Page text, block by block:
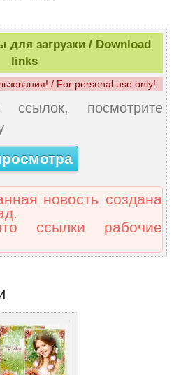
загрузки / Download
links
/ For personal use only!
ссылок, посмотрите
новость создана
ссылки рабочие